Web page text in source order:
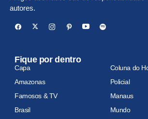
autores.
Fique por dentro
Capa
Coluna do
Amazonas
Policial
Famosos & TV
Manaus
Brasil
Mundo